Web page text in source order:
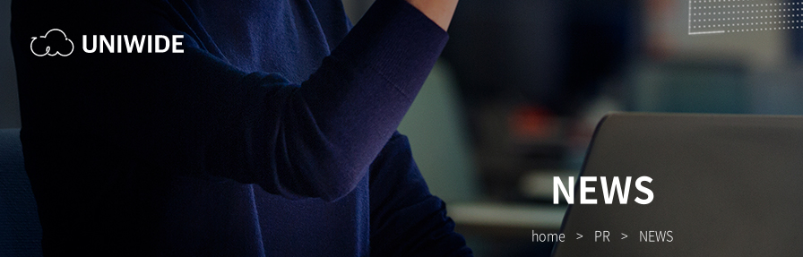
NEWS
home > PR > NEWS